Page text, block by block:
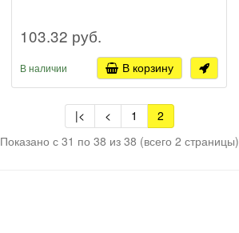
103.32 руб.
В наличии В корзину
|< < 1
2
Показано с 31 по 38 из 38 (всего 2 страницы)